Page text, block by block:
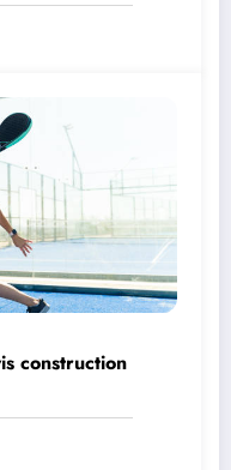
construction